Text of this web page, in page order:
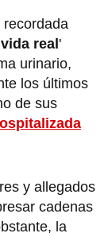
recordada
real'
urinario,
los últimos
de sus
y allegados
cadenas
la